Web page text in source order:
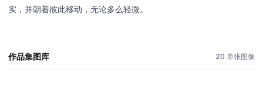
实，并朝着彼此移动，无论多么轻微。
作品集图库 20 单张图像